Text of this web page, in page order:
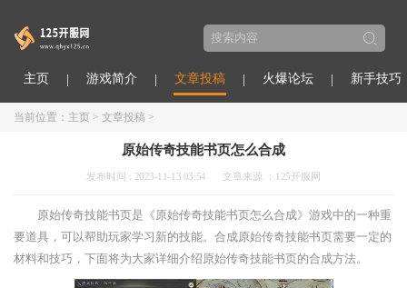
主页 游戏简介 文章投稿 火爆论坛 新手技巧
当前位置： 主页 > 文章投稿 >
原始传奇技能书页怎么合成
发布时间 : 2023-11-13 03:54 文章来源 ：125开服网
原始传奇技能书页是《原始传奇技能书页怎么合成》游戏中的一种重
要道具，可以帮助玩家学习新的技能。合成原始传奇技能书页需要一定的
材料和技巧，下面将为大家详细介绍原始传奇技能书页的合成方法。